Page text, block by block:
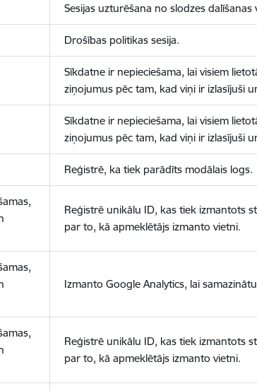
Sesijas uzturēšana no slodzes dalīšanas
Drošības politikas sesija.
Sīkdatne ir nepieciešama, lai visiem
ziņojumus pēc tam, kad viņi ir izlasījuši
Sīkdatne ir nepieciešama, lai visiem
ziņojumus pēc tam, kad viņi ir izlasījuši
Reģistrē, ka tiek parādīts modālais logs.
Reģistrē unikālu ID, kas tiek izmantots
par to, kā apmeklētājs izmanto vietni.
Izmanto Google Analytics, lai
Reģistrē unikālu ID, kas tiek izmantots
par to, kā apmeklētājs izmanto vietni.